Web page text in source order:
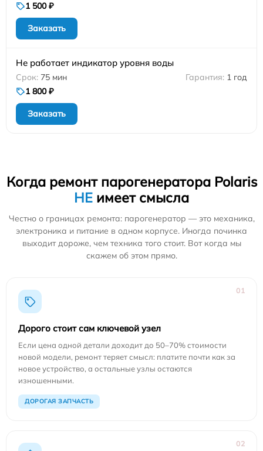
1 500 ₽
Заказать
Не работает индикатор уровня воды
75 мин
1 год
1 800 ₽
Заказать
Когда ремонт парогенератора Polaris
НЕ имеет смысла
Честно о границах ремонта: парогенератор — это механика,
электроника и питание в одном корпусе. Иногда починка
выходит дороже, чем техника того стоит. Вот когда мы
скажем об этом прямо.
01
Дорого стоит сам ключевой узел
Если цена одной детали доходит до 50–70% стоимости
новой модели, ремонт теряет смысл: платите почти как за
новое устройство, а остальные узлы остаются
изношенными.
ДОРОГАЯ ЗАПЧАСТЬ
02